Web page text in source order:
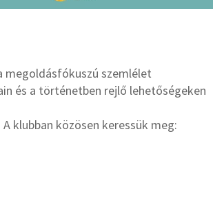
megoldásfókuszú szemlélet
és a történetben rejlő lehetőségeken
klubban közösen keressük meg: